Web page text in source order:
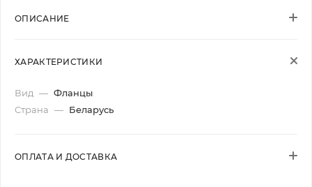
ОПИСАНИЕ
ХАРАКТЕРИСТИКИ
Вид — Фланцы
Страна — Беларусь
ОПЛАТА И ДОСТАВКА